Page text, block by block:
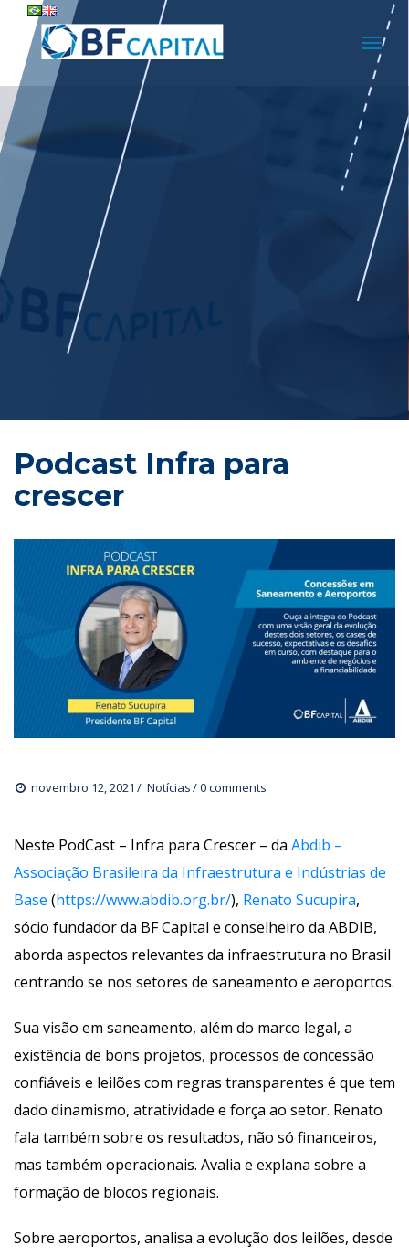
Podcast Infra para
crescer
novembro 12, 2021 Notícia 0 comments
Neste PodCast – Infra para Crescer – da Abdib –
Associação Brasileira da Infraestrutura e Indústrias de
Base (https://www.abdib.org.br/), Renato Sucupira,
ócio fundador da BF Capital e conselheiro da ABDIB,
aborda aspectos relevantes da infraestrutura no Brasil
centrando se nos setores de saneamento e aeroportos.
Sua visão em saneamento, além do marco legal, a
existência de bons projetos, processos de concessão
confiáveis e leilões com regras transparentes é que tem
dado dinamismo, atratividade e força ao setor. Renato
fala também sobre os resultados, não só financeiros,
mas também operacionais. Avalia e explana sobre a
formação de blocos regionais.
Sobre aeroportos, analisa a evolução dos leilões, desde